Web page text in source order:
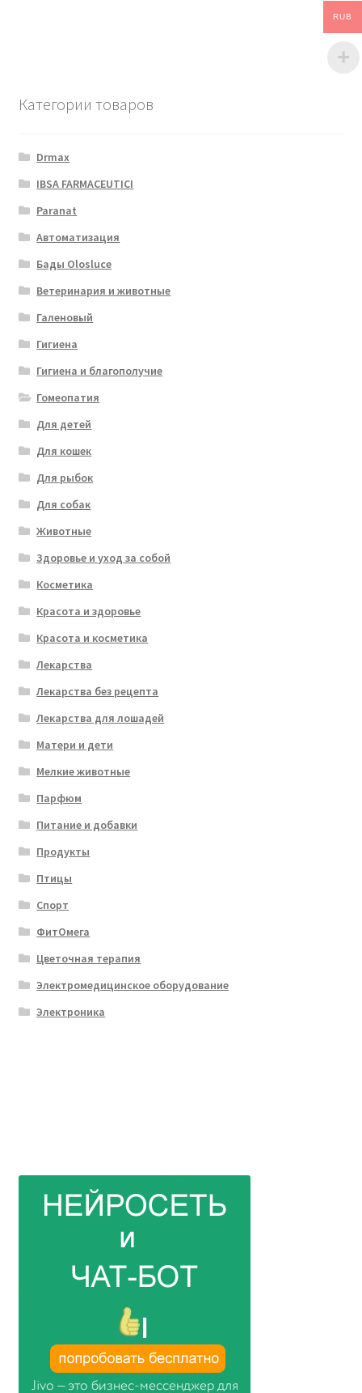
Категории товаров
Drmax
IBSA FARMACEUTICI
Paranat
Автоматизация
Бады Olosluce
Ветеринария и животные
Галеновый
Гигиена
Гигиена и благополучие
Гомеопатия
Для детей
Для кошек
Для рыбок
Для собак
Животные
Здоровье и уход за собой
Косметика
Красота и здоровье
Красота и косметика
Лекарства
Лекарства без рецепта
Лекарства для лошадей
Матери и дети
Мелкие животные
Парфюм
Питание и добавки
Продукты
Птицы
Спорт
ФитОмега
Цветочная терапия
Электромедицинское оборудование
Электроника
RUB